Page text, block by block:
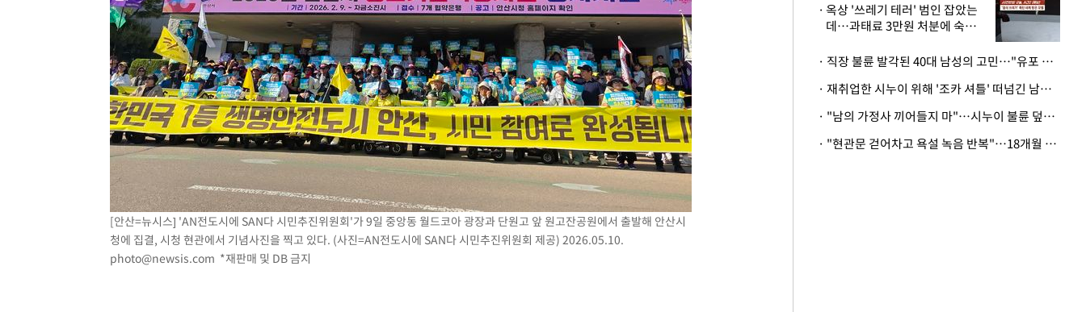
[속보] SKT, 에이닷 서비스 장애 발생…"원인 파악 중"
[속보]합참 "북, 동해상으로 미상 발사체 발사"
'낮 최고 39도' 불볕더위…한밤 열대야도 계속[내일날씨]
[속보]7~9일 프로야구 3연전도 폭염 취소…11일 재개
"韓 외환시장 개입 관측 배경엔 美의 대한국 무역적자 있어"
'월드컵 탈락 후폭풍' 축구협회…초유의 압수수색에 '충격·당황'
서울 낮 37.9도, 올여름 최고치 경신…영등포 순간 '40도'
[속보]종합특검, 대검 추가 압수수색…내란 중요임무종사 혐의
[속보]코스닥, 800p 회복…0.26% 오른 801.67 마감
[속보]코스피, 301.88포인트(4.58%) 내린 6296.38 마감
[속보]원·달러 환율, 0.7원 내린 1423.8원 마감
"여기 떨어졌다"…다누리, 스페이스X 로켓 달 충돌 흔적 포착
[안산=뉴시스] 'AN전도시에 SAN다 시민추진위원회'가 9일 중앙동 월드코아 광장과 단원고 앞 원고잔공원에서 출발해 안산시
청에 집결, 시청 현관에서 기념사진을 찍고 있다. (사진=AN전도시에 SAN다 시민추진위원회 제공) 2026.05.10.
photo@newsis.com *재판매 및 DB 금지
옥상 '쓰레기 테러' 범인 잡았는
데…과태료 3만원 처분에 숙박업
· 직장 불륜 발각된 40대 남성의 고민…"유포 동료 명예훼손·협박죄 고소 가능할까"
· 재취업한 시누이 위해 '조카 셔틀' 떠넘긴 남편…아내 "난 못한다"
· "남의 가정사 끼어들지 마"…시누이 불륜 덮으려는 남편에 억울한 아내
· "현관문 걷어차고 욕설 녹음 반복"…18개월 아기 키우는 집 뒤흔든 '앞집의 비극'